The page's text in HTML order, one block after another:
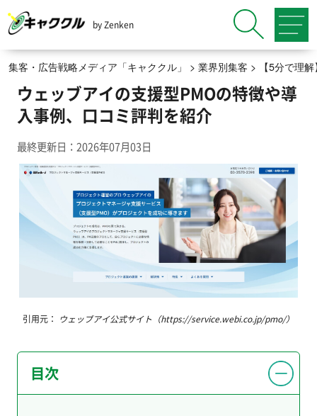
by Zenken
集客・広告戦略メディア「キャククル」 > 業界別集客 > 【5分で理
ウェッブアイの支援型PMOの特徴や導
入事例、口コミ評判を紹介
最終更新日：2026年07月03日
引用元： ウェッブアイ公式サイト（https://service.webi.co.jp/pmo/）
目次